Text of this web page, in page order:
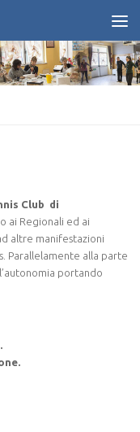
Club di
ai Regionali ed ai
altre manifestazioni
Parallelamente alla parte
portando